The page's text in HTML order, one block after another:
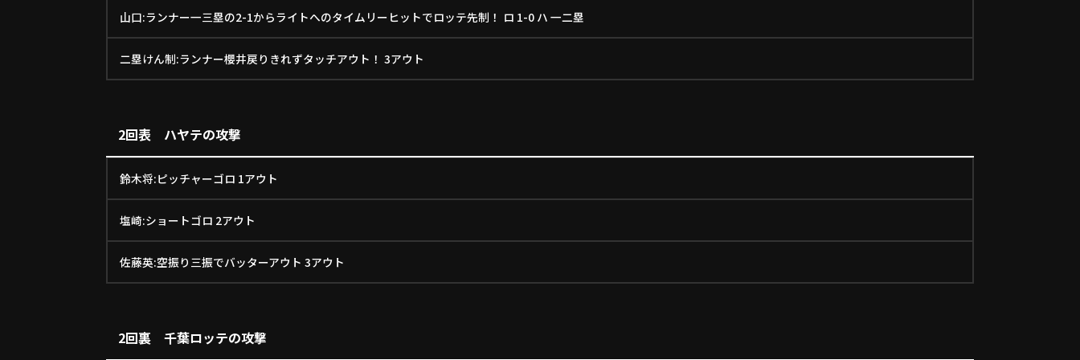
山口:ランナー一三塁の2-1からライトへのタイムリーヒットでロッテ先制！ ロ 1-0 ハ 一二塁
二塁けん制:ランナー櫻井戻りきれずタッチアウト！ 3アウト
2回表 ハヤテの攻撃
鈴木将:ピッチャーゴロ 1アウト
塩崎:ショートゴロ 2アウト
佐藤英:空振り三振でバッターアウト 3アウト
2回裏 千葉ロッテの攻撃